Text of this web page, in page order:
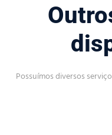
Possuímos diversos